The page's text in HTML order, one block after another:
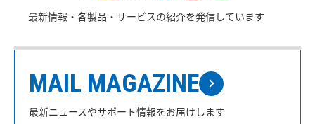
最新情報・各製品・サービスの紹介を発信しています
MAIL MAGAZINE
最新ニュースやサポート情報をお届けします